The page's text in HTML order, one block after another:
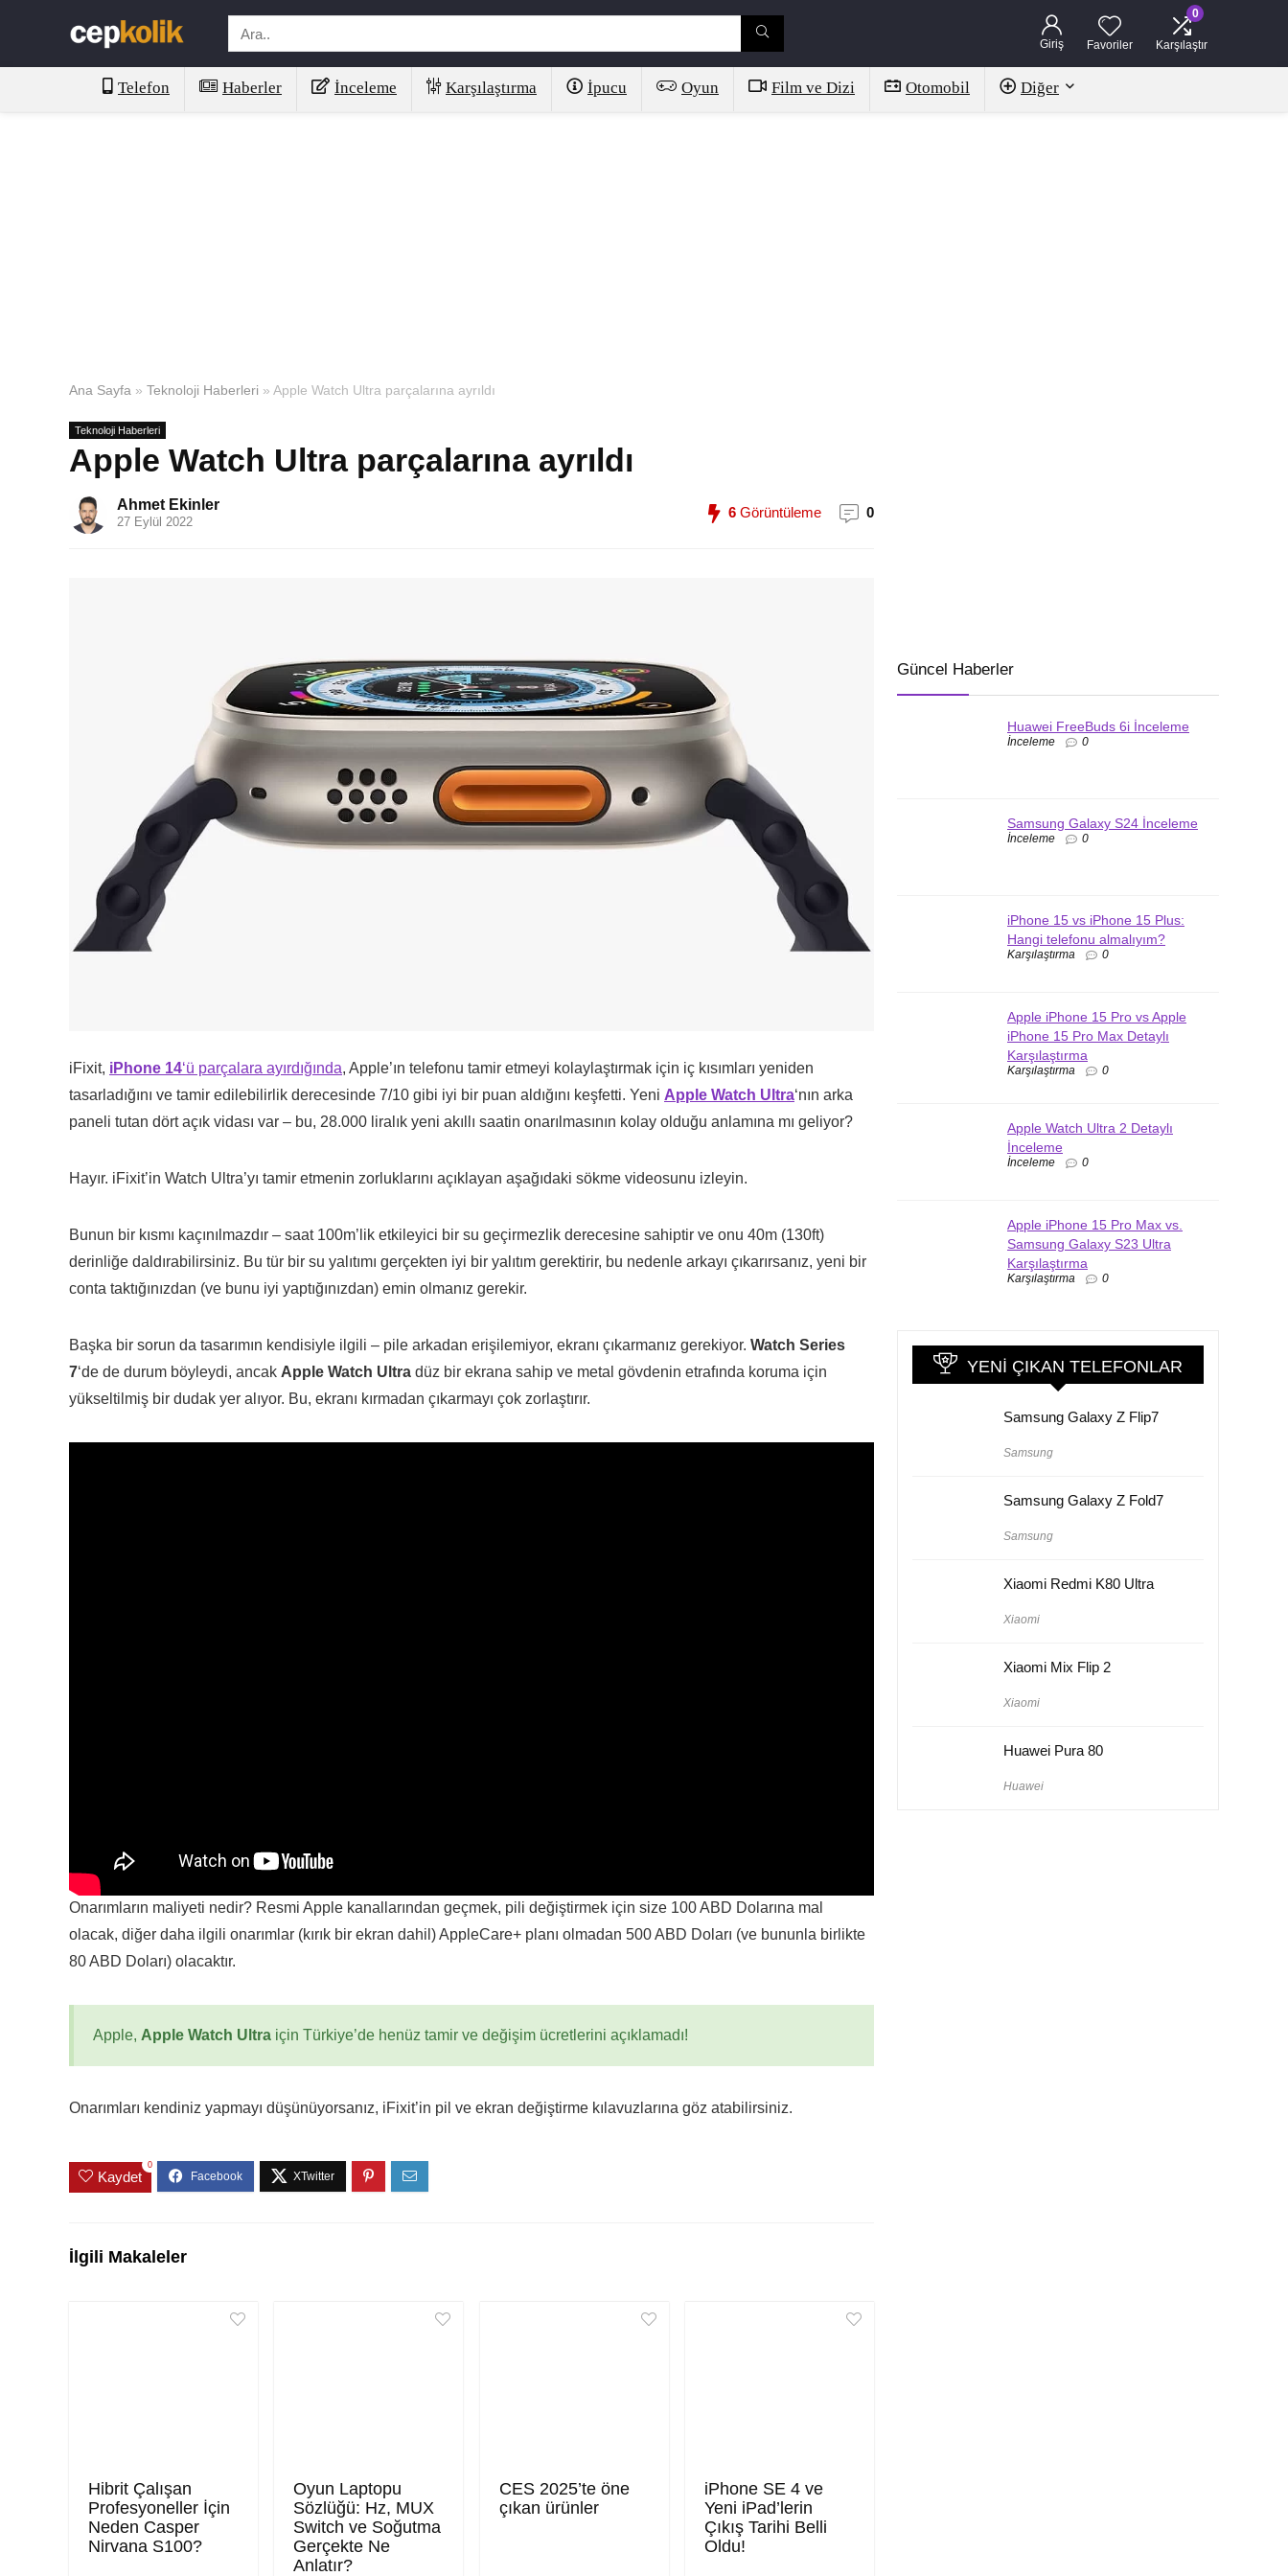
Giriş Favoriler
0
Karşılaştır
Telefon Haberler İnceleme Karşılaştırma İpucu Oyun Film ve Dizi Otomobil Diğer
Ana Sayfa » Teknoloji Haberleri » Apple Watch Ultra parçalarına ayrıldı
Teknoloji Haberleri
Apple Watch Ultra parçalarına ayrıldı
Ahmet Ekinler
27 Eylül 2022
6 Görüntüleme 0
iFixit, iPhone 14‘ü parçalara ayırdığında, Apple’ın telefonu tamir etmeyi kolaylaştırmak için iç kısımları yeniden
tasarladığını ve tamir edilebilirlik derecesinde 7/10 gibi iyi bir puan aldığını keşfetti. Yeni Apple Watch Ultra‘nın arka
paneli tutan dört açık vidası var – bu, 28.000 liralık yeni akıllı saatin onarılmasının kolay olduğu anlamına mı geliyor?
Hayır. iFixit’in Watch Ultra’yı tamir etmenin zorluklarını açıklayan aşağıdaki sökme videosunu izleyin.
Bunun bir kısmı kaçınılmazdır – saat 100m’lik etkileyici bir su geçirmezlik derecesine sahiptir ve onu 40m (130ft)
derinliğe daldırabilirsiniz. Bu tür bir su yalıtımı gerçekten iyi bir yalıtım gerektirir, bu nedenle arkayı çıkarırsanız, yeni bir
conta taktığınızdan (ve bunu iyi yaptığınızdan) emin olmanız gerekir.
Başka bir sorun da tasarımın kendisiyle ilgili – pile arkadan erişilemiyor, ekranı çıkarmanız gerekiyor. Watch Series
7‘de de durum böyleydi, ancak Apple Watch Ultra düz bir ekrana sahip ve metal gövdenin etrafında koruma için
yükseltilmiş bir dudak yer alıyor. Bu, ekranı kırmadan çıkarmayı çok zorlaştırır.
Onarımların maliyeti nedir? Resmi Apple kanallarından geçmek, pili değiştirmek için size 100 ABD Dolarına mal
olacak, diğer daha ilgili onarımlar (kırık bir ekran dahil) AppleCare+ planı olmadan 500 ABD Doları (ve bununla birlikte
80 ABD Doları) olacaktır.
Apple, Apple Watch Ultra için Türkiye’de henüz tamir ve değişim ücretlerini açıklamadı!
Onarımları kendiniz yapmayı düşünüyorsanız, iFixit’in pil ve ekran değiştirme kılavuzlarına göz atabilirsiniz.
Kaydet
0
İlgili Makaleler
Hibrit Çalışan
Profesyoneller İçin
Neden Casper
Nirvana S100?
Oyun Laptopu
Sözlüğü: Hz, MUX
Switch ve Soğutma
Gerçekte Ne
Anlatır?
CES 2025’te öne
çıkan ürünler
iPhone SE 4 ve
Yeni iPad’lerin
Çıkış Tarihi Belli
Oldu!
Güncel Haberler
Huawei FreeBuds 6i İnceleme
İnceleme 0
Samsung Galaxy S24 İnceleme
İnceleme 0
iPhone 15 vs iPhone 15 Plus:
Hangi telefonu almalıyım?
Karşılaştırma 0
Apple iPhone 15 Pro vs Apple
iPhone 15 Pro Max Detaylı
Karşılaştırma
Karşılaştırma 0
Apple Watch Ultra 2 Detaylı
İnceleme
İnceleme 0
Apple iPhone 15 Pro Max vs.
Samsung Galaxy S23 Ultra
Karşılaştırma
Karşılaştırma 0
YENI ÇIKAN TELEFONLAR
Samsung Galaxy Z Flip7
Samsung
Samsung Galaxy Z Fold7
Samsung
Xiaomi Redmi K80 Ultra
Xiaomi
Xiaomi Mix Flip 2
Xiaomi
Huawei Pura 80
Huawei